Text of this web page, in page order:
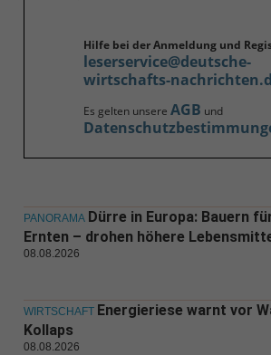
Hilfe bei der Anmeldung und
leserservice@deutsche-
wirtschafts-
Es gelten unsere AGB und
PANORAMA Dürre in Europa: Bauern
Ernten – drohen höhere
08.08.2026
WIRTSCHAFT Energieriese warnt vor
Kollaps
08.08.2026